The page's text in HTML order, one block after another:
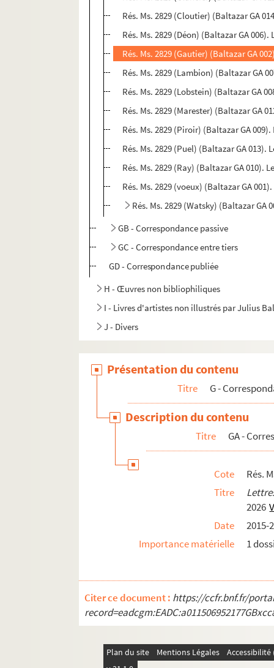
Rés. Ms. 2829 (Cloutier) (Baltazar GA
Rés. Ms. 2829 (Déon) (Baltazar GA
Rés. Ms. 2829 (Gautier) (Baltazar GA
Rés. Ms. 2829 (Lambion) (Baltazar GA
Rés. Ms. 2829 (Lobstein) (Baltazar GA
Rés. Ms. 2829 (Marester) (Baltazar GA
Rés. Ms. 2829 (Piroir) (Baltazar GA
Rés. Ms. 2829 (Puel) (Baltazar GA
Rés. Ms. 2829 (Ray) (Baltazar GA
Rés. Ms. 2829 (voeux) (Baltazar GA
Rés. Ms. 2829 (Watsky) (Baltazar
GB - Correspondance passive
GC - Correspondance entre tiers
GD - Correspondance publiée
H - Œuvres non bibliophiliques
I - Livres d'artistes non illustrés par Julius
J - Divers
Présentation du contenu
Titre G -
Description du contenu
Titre GA -
Cote
Rés.
Titre
2026
Date
2015-
Importance matérielle
1
Citer ce document : https://ccfr.bnf.fr/
Plan du site Mentions Légales